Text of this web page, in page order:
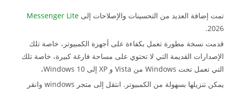
تمت إضافة العديد من التحسينات والإصلاحات إلى Messenger Lite
2026.
قدمت نسخة مطورة تعمل بكفاءة على أجهزة الكمبيوتر، خاصة تلك
الإصدارات القديمة التي لا تحتوي على مساحة فارغة كبيرة، خاصة تلك
التي تعمل تحت Windows من Vista و XP إلى Windows 10،
يمكن تنزيلها بسهولة من الكمبيوتر. انتقل إلى متجر windows وانقر